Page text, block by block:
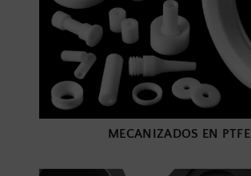
MECANIZADOS EN PTFE